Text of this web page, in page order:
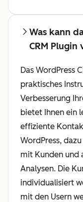
Was kann
CRM Plugin
Das WordPress
praktisches
Verbesserung
bietet Ihnen ein
effiziente
WordPress,
mit Kunden und
Analysen. Die
individualisiert
mit den Usern